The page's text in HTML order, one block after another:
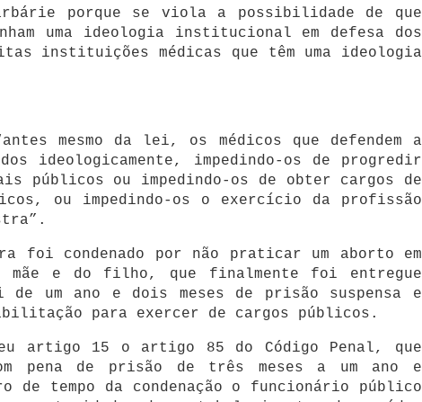
porque se viola a possibilidade de que
uma ideologia institucional em defesa dos
instituições médicas que têm uma ideologia
mesmo da lei, os médicos que defendem a
ideologicamente, impedindo-os de progredir
públicos ou impedindo-os de obter cargos de
ou impedindo-os o exercício da profissão
foi condenado por não praticar um aborto em
mãe e do filho, que finalmente foi entregue
um ano e dois meses de prisão suspensa e
para exercer de cargos públicos.
artigo 15 o artigo 85 do Código Penal, que
pena de prisão de três meses a um ano e
de tempo da condenação o funcionário público